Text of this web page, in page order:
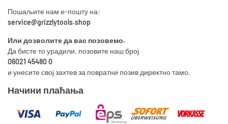
Пошаљите нам е-пошту на:
service@grizzlytools.shop
Или дозволите да вас позовемо.
Да бисте то урадили, позовите наш број
06021 45480 0
и унесите свој захтев за повратни позив директно тамо.
Начини плаћања